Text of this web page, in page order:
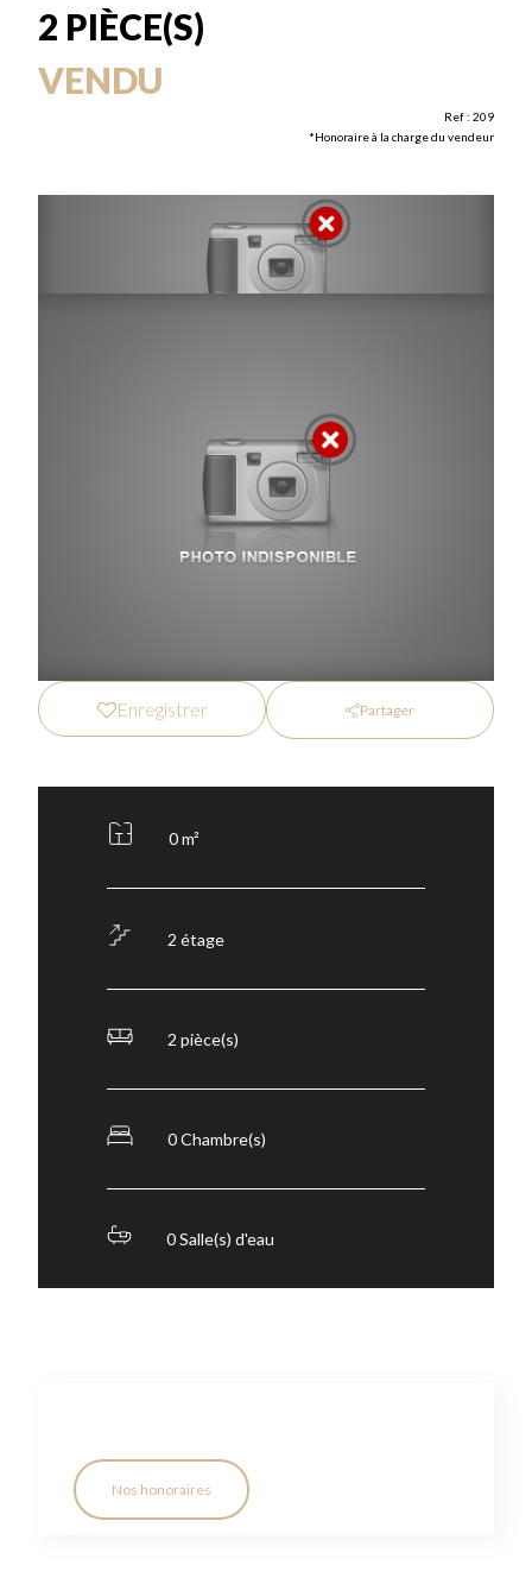
2 PIÈCE(S)
VENDU
Ref : 209
*Honoraire à la charge du vendeur
Enregistrer Partager
0 m²
2 étage
2 pièce(s)
0 Chambre(s)
0 Salle(s) d'eau
Nos honoraires